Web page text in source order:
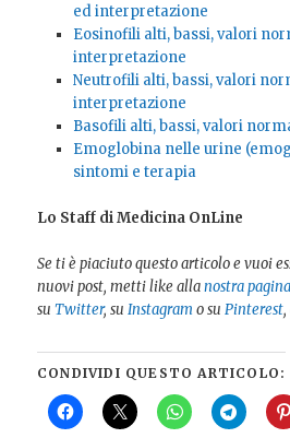
ed interpretazione
Eosinofili alti, bassi, valori
interpretazione
Neutrofili alti, bassi, valori
interpretazione
Basofili alti, bassi, valori
Emoglobina nelle urine
sintomi e terapia
Lo Staff di Medicina OnLine
Se ti è piaciuto questo articolo e vuoi
nuovi post, metti like allanostra
suTwitter, suInstagramo suPinterest
CONDIVIDI QUESTO ARTICOLO: